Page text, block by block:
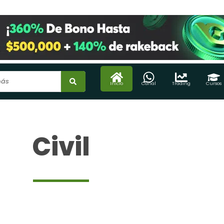
Inicio Canal Trading Cursos
Civil